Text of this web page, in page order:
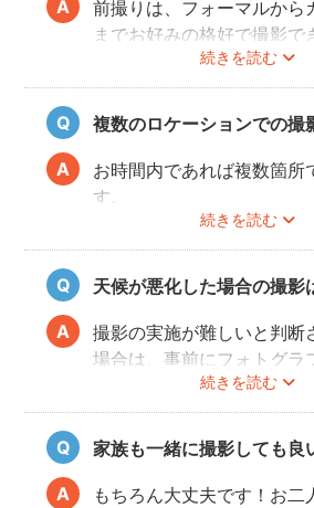
続きを読む
前撮りは、フォーマルから
までお好みの格好で撮影で
最近では式当日と異なる雰
ジュアルな服装も人気が高
和装・ウェディングドレス
でなく、女性はミニドレス
かぶったり、カラフルな蝶
り、ジャケット以外のスタ
複数のロケーションでの撮
続きを読む
お時間内であれば複数箇所
す。
事前に撮りたい場所や撮影
トグラファーさんと相談し
ムーズに行うことができま
天候が悪化した場合の撮影
続きを読む
撮影の実施が難しいと判断
場合は、事前にフォトグラ
くは日時変更をご相談くだ
日時変更方法はこちらをご
家族も一緒に撮影しても良
もちろん大丈夫です！お二